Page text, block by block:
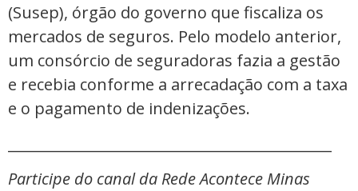
(Susep), órgão do governo que fiscaliza os
mercados de seguros. Pelo modelo anterior,
um consórcio de seguradoras fazia a gestão
e recebia conforme a arrecadação com a taxa
e o pagamento de indenizações.
Participe do canal da Rede Acontece Minas